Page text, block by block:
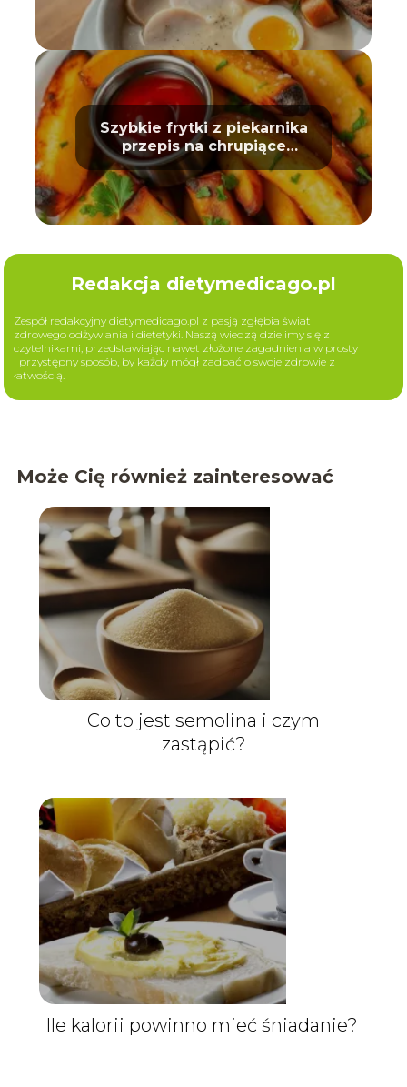
Szybkie frytki z piekarnika
przepis na chrupiące
ziemniaki
Redakcja dietymedicago.pl
Zespół redakcyjny dietymedicago.pl z pasją zgłębia świat
zdrowego odżywiania i dietetyki. Naszą wiedzą dzielimy się z
czytelnikami, przedstawiając nawet złożone zagadnienia w prosty
i przystępny sposób, by każdy mógł zadbać o swoje zdrowie z
łatwością.
Może Cię również zainteresować
Co to jest semolina i czym
zastąpić?
Ile kalorii powinno mieć śniadanie?